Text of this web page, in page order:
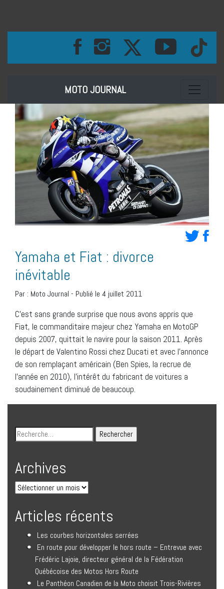
MOTO JOURNAL Toggle
Yamaha et Fiat : divorce
inévitable
Par : Moto Journal - Publié le 4 juillet 2011
C’est sans grande surprise que nous avons appris que
Fiat, le commanditaire majeur chez Yamaha en MotoGP
depuis 2007, quittait le navire pour la saison 2011. Après
le départ de Valentino Rossi chez Ducati et avec l’annonce
de son remplaçant américain (Ben Spies, la recrue de
l’année en 2010), l’intérêt du fabricant de voitures a
soudainement diminué de beaucoup.
Archives
Articles récents
Les courbes horizontales serrées
En route pour développer le hors route – Entrevue avec
Frédéric Lajoie, directeur général de la Fédération
Québécoise des Motos Hors Route
Le Panthéon Canadien de la Moto choisit Trois-Rivières